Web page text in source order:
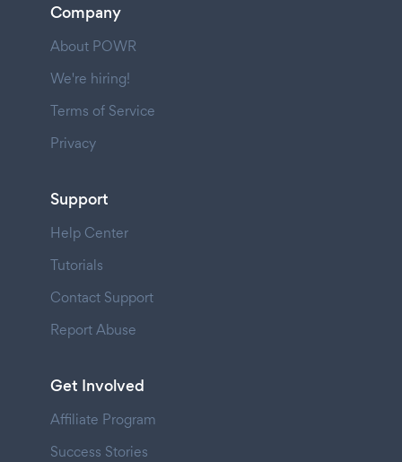
Company
About POWR
We're hiring!
Terms of Service
Privacy
Support
Help Center
Tutorials
Contact Support
Report Abuse
Get Involved
Affiliate Program
Success Stories